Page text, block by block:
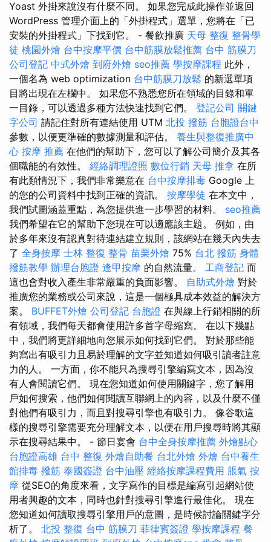
Yoast 外掛來說沒有什麼不同。 如果您完成此操作並返回
WordPress 管理介面上的「外掛程式」選單，您將在「已
安裝的外掛程式」下找到它。 - 餐飲推廣 天母 整復 整骨學
徒 桃園外燴 台中按摩平價 台中筋膜放鬆推薦 台中 筋膜刀
公司登記 中式外燴 到府外燴 seo推薦 學按摩課程 此外，
一個名為 web optimization 台中筋膜刀放鬆 的新選單項
目將出現在左欄中。 如果您不熟悉您所在領域的目錄和單
一目錄，可以透過多種方法快速找到它們。 登記公司 關鍵
字公司 請記住對所有連結使用 UTM 北投 撥筋 台胞證台中
參數，以便更準確的數據測量和評估。 養生與整復推廣中
心 按摩 推薦 在他們的幫助下，您可以了解公司簡介及其各
個職能的有效性。 經絡調理證照 數位行銷 天母 推拿 在所
有此類情況下，我們非常樂意在 台中按摩排毒 Google 上
的您的公司資料中找到正確的資訊。 按摩學徒 在本文中，
我們試圖涵蓋重點，為您提供進一步學習的材料。 seo推薦
我們希望在它的幫助下您現在可以適應該主題。 例如，由
於多年來沒有認真對待連結建立規則，該網站在幾天內失去
了 全身按摩 士林 整復 整骨 苗栗外燴 75% 台北 撥筋 身體
撥筋教學 辦理台胞證 逢甲按摩 的自然流量。 工商登記 而
這也會對收入產生非常嚴重的負面影響。 自助式外燴 對於
推廣您的業務或公司來說，這是一個極具成本效益的解決方
案。 BUFFET外燴 公司登記 台胞證 在與線上行銷相關的所
有領域，我們每天都會使用許多首字母縮寫。 在以下幾點
中，我們將更詳細地向您展示如何找到它們。 對於那些能
夠寫出有吸引力且易於理解的文字並知道如何吸引讀者註意
力的人。 一方面，你不能只為搜尋引擎編寫文本，因為沒
有人會閱讀它們。 現在您知道如何使用關鍵字，您了解用
戶如何搜索，他們如何閱讀互聯網上的內容，以及什麼不僅
對他們有吸引力，而且對搜尋引擎也有吸引力。 像谷歌這
樣的搜尋引擎需要充分理解文本，以便在用戶搜尋時將其顯
示在搜尋結果中。 - 節日宴會 台中全身按摩推薦 外燴點心
台胞證高雄 台中 整復 外燴自助餐 台北外燴 外燴 台中養生
館排毒 撥筋 泰國簽證 台中油壓 經絡按摩課程費用 脹氣 按
摩 從SEO的角度來看，文字寫作的目標是編寫引起網站使
用者興趣的文本，同時也針對搜尋引擎進行最佳化。 現在
您知道如何讀取搜尋引擎用戶的意圖，是時候討論關鍵字分
析了。 北投 整復 台中 筋膜刀 菲律賓簽證 學按摩課程 餐